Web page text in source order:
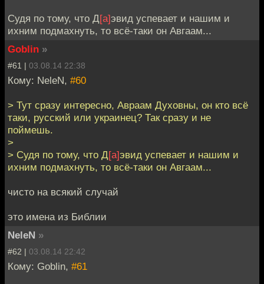
Судя по тому, что Д[а]эвид успевает и нашим и
ихним подмахнуть, то всё-таки он Авгаам...
Goblin »
#61 | 03.08.14 22:38
Кому: NeleN, #60
> Тут сразу интересно, Авраам Духовны, он кто всё
таки, русский или украинец? Так сразу и не
поймешь.
>
> Судя по тому, что Д[а]эвид успевает и нашим и
ихним подмахнуть, то всё-таки он Авгаам...
чисто на всякий случай
это имена из Библии
NeleN »
#62 | 03.08.14 22:42
Кому: Goblin, #61